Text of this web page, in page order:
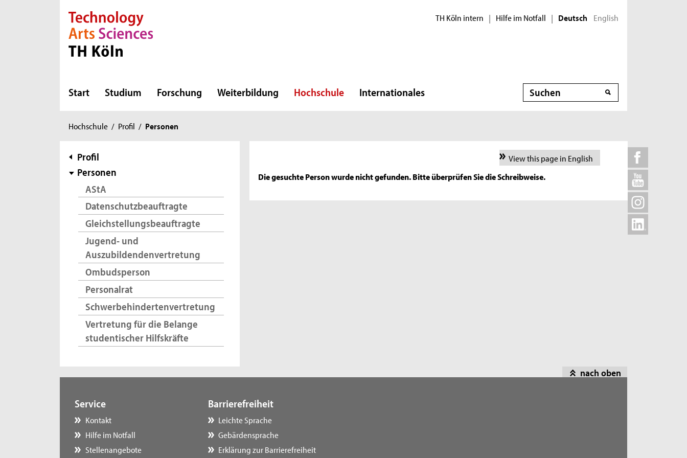
Direkt zur Hauptnavigation
Direkt zur Subnavigation
Direkt zum Inhalt
Direkt zum Fußbereich TH Köln intern | Hilfe im Notfall | Deutsch English
Start Studium Forschung Weiterbildung Hochschule Internationales Suche
Sie
hier:
Hochschule / Profil / Personen
Subnavigation
Profil
Personen
AStA
Datenschutzbeauftragte
Gleichstellungsbeauftragte
Jugend- und
Auszubildendenvertretung
Ombudsperson
Personalrat
Schwerbehindertenvertretung
Vertretung für die Belange
studentischer Hilfskräfte
View this page in English
Die gesuchte Person wurde nicht gefunden. Bitte überprüfen Sie die Schreibweise.
nach oben
Service
Kontakt
Hilfe im Notfall
Stellenangebote
Barrierefreiheit
Leichte Sprache
Gebärdensprache
Erklärung zur Barrierefreiheit